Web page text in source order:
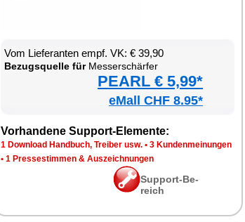
Vom Lie­fe­ran­ten empf. VK: € 39,90
Be­zugs­quel­le fürMes­ser­schär­fer
PEARL € 5,99*
eMall CHF 8.95*
Vor­han­de­ne Sup­port-Ele­men­te:
1 Down­load Hand­buch, Trei­ber usw. • 3 Kun­den­mei­nun­gen
• 1 Pres­se­stim­men & Aus­zeich­nun­gen
Sup­port-Be­
reich